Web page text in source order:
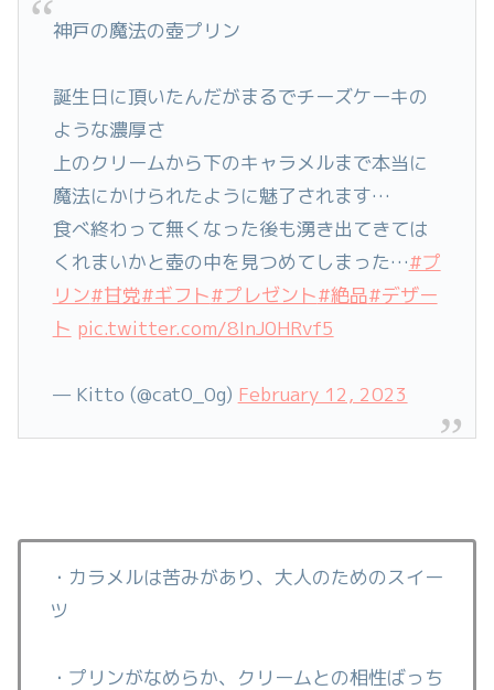
神戸の魔法の壺プリン
誕生日に頂いたんだがまるでチーズケーキの
ような濃厚さ
上のクリームから下のキャラメルまで本当に
魔法にかけられたように魅了されます…
食べ終わって無くなった後も湧き出てきては
くれまいかと壺の中を見つめてしまった…#プ
リン#甘党#ギフト#プレゼント#絶品#デザー
ト pic.twitter.com/8InJ0HRvf5
— Kitto (@cat0_0g) February 12, 2023
・カラメルは苦みがあり、大人のためのスイー
ツ
・プリンがなめらか、クリームとの相性ばっち